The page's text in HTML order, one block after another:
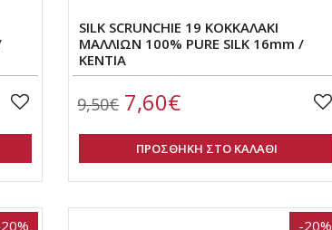
SILK SCRUNCHIE 19 ΚΟΚΚΑΛΑΚΙ
ΜΑΛΛΙΩΝ 100% PURE SILK 16mm /
ΚΕΝΤΙΑ
9,50€7,60€
ΠΡΟΣΘΗΚΗ ΣΤΟ ΚΑΛΑΘΙ
-20%